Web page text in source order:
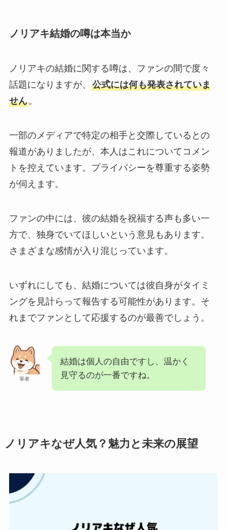
ノリアキ結婚の噂は本当か
ノリアキの結婚に関する噂は、ファンの間で度々
話題になりますが、 公式には何も発表されていま
せん。
一部のメディアで特定の相手と交際しているとの
報道がありましたが、本人はこれについてコメン
トを控えています。プライバシーを尊重する姿勢
が伺えます。
ファンの中には、彼の結婚を祝福する声も多い一
方で、独身でいてほしいという意見もあります。
さまざまな感情が入り混じっています。
いずれにしても、結婚については彼自身がタイミ
ングを見計らって報告する可能性があります。そ
れまでファンとして応援するのが最善でしょう。
筆者
結婚は個人の自由ですし、温かく
見守るのが一番ですね。
ノリアキなぜ人気？魅力と未来の展望